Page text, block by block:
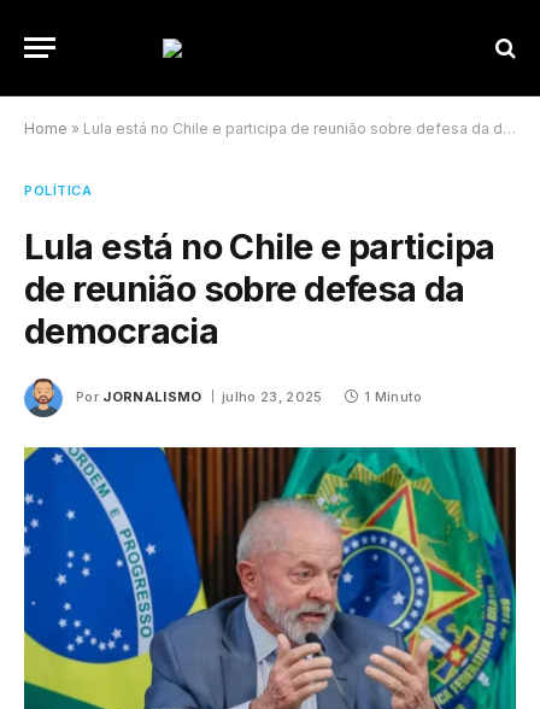
Home » Lula está no Chile e participa de reunião sobre defesa da democracia
POLÍTICA
Lula está no Chile e participa
de reunião sobre defesa da
democracia
Por JORNALISMO julho 23, 2025 1 Minuto